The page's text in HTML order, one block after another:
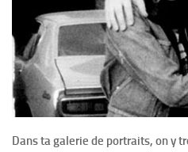
Dans ta galerie de portraits, on y